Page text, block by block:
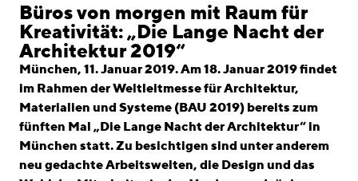
Standorte
linkedininstagram
English
Impressum
Datenschutz
Büros von morgen mit Raum für
Kreativität: „Die Lange Nacht der
Architektur 2019“
München, 11. Januar 2019. Am 18. Januar 2019 findet
im Rahmen der Weltleitmesse für Architektur,
Materialien und Systeme (BAU 2019) bereits zum
fünften Mal „Die Lange Nacht der Architektur“ in
München statt. Zu besichtigen sind unter anderem
neu gedachte Arbeitswelten, die Design und das